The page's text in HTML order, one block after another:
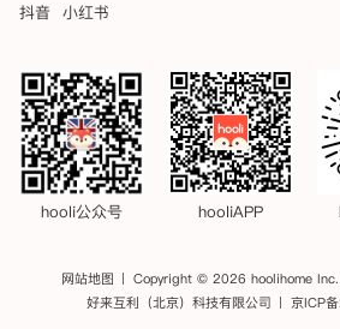
抖音
小红书
hooli公众号 hooliAPP
网站地图
Copyright © 2026 hoolihome
好来互利（北京）科技有限公司
京ICP